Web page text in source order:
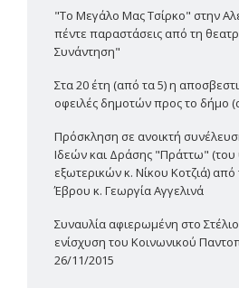
"Το Μεγάλο Μας Τσίρκο" στην
πέντε παραστάσεις από τη
Συνάντηση"
Στα 20 έτη (από τα 5) η
οφειλές δημοτών προς το δήμο
Πρόσκληση σε ανοικτή
Ιδεών και Δράσης "Πράττω"
εξωτερικών κ. Νίκου Κοτζιά) από
Έβρου κ. Γεωργία Αγγελινά
Συναυλία αφιερωμένη στο
ενίσχυση του Κοινωνικού
26/11/2015